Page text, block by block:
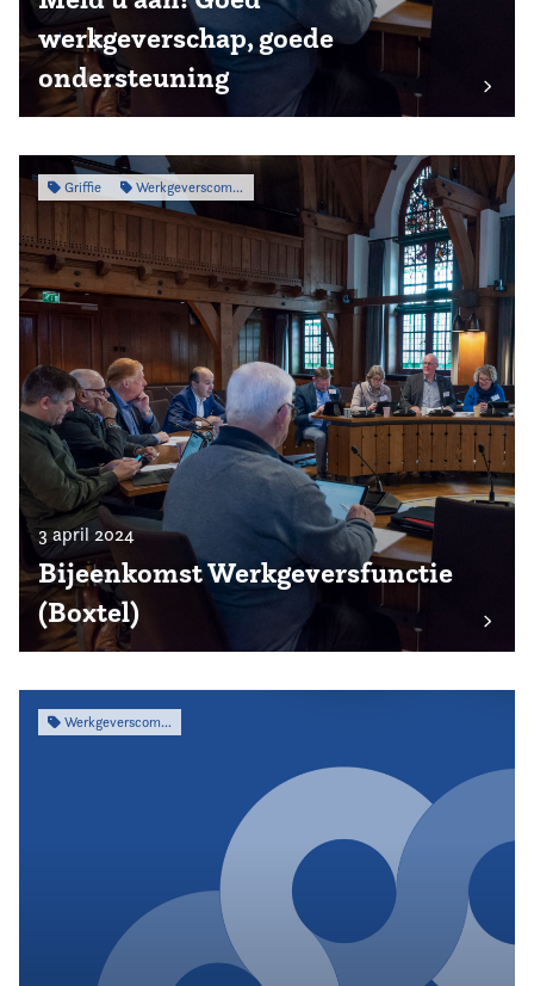
werkgeverschap, goede
ondersteuning
Griffie Werkgeverscommissie
3 april 2024
Bijeenkomst Werkgeversfunctie
(Boxtel)
Werkgeverscommissie